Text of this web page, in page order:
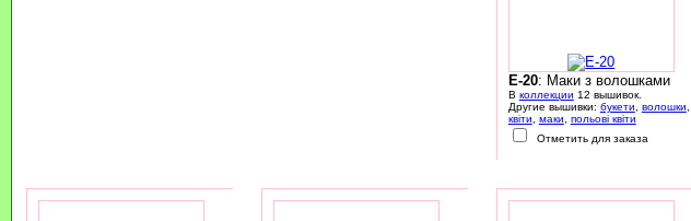
E-20: Маки з волошками
В коллекции 12 вышивок.
Другие вышивки: букети волошки
квіти
маки
польові квіти
Отметить для заказа